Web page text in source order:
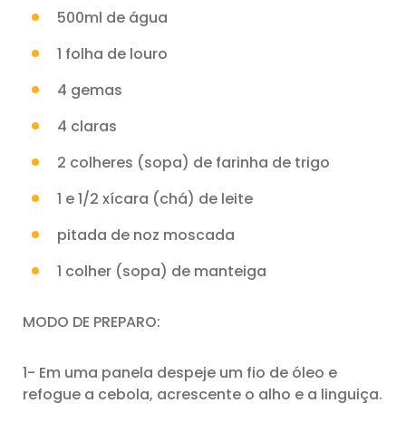
500ml de água
1 folha de louro
4 gemas
4 claras
2 colheres (sopa) de farinha de trigo
1 e 1/2 xícara (chá) de leite
pitada de noz moscada
1 colher (sopa) de manteiga
MODO DE PREPARO:
1- Em uma panela despeje um fio de óleo e
refogue a cebola, acrescente o alho e a linguiça.